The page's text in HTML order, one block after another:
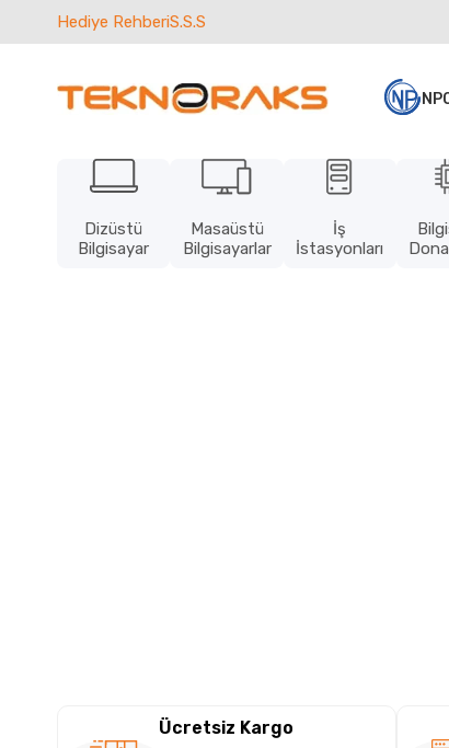
Hediye RehberiS.S.S
Dizüstü
Bilgisayar
Masaüstü
Bilgisayarlar
İş
İstasyonları
Ücretsiz Kargo